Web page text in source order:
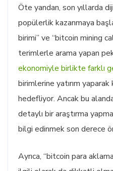
Öte yandan, son yıllarda
popülerlik kazanmaya
birimi” ve “bitcoin mining
terimlerle arama yapan
ekonomiyle birlikte farklı
birimlerine yatırım
hedefliyor. Ancak bu
detaylı bir araştırma
bilgi edinmek son derece
Ayrıca, “bitcoin para